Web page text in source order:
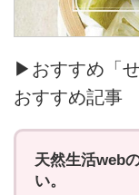
▶おすすめ「
おすすめ記事